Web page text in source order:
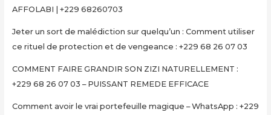
AFFOLABI | +229 68260703
Jeter un sort de malédiction sur quelqu’un : Comment utiliser
ce rituel de protection et de vengeance : +229 68 26 07 03
COMMENT FAIRE GRANDIR SON ZIZI NATURELLEMENT :
+229 68 26 07 03 – PUISSANT REMEDE EFFICACE
Comment avoir le vrai portefeuille magique – WhatsApp : +229